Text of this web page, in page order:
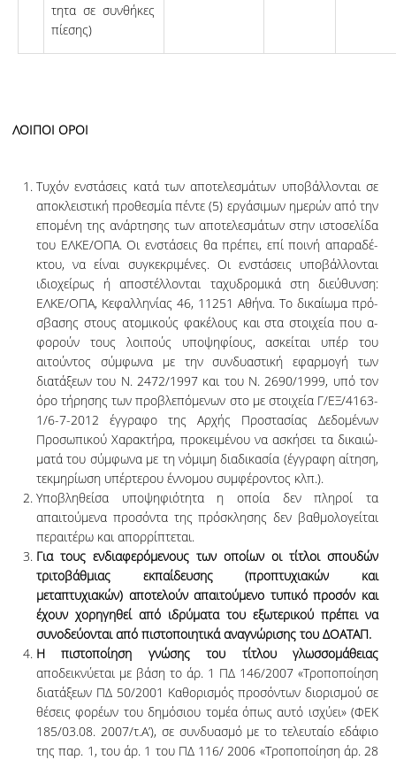
τη­τα σε συν­θή­­κες
πί­ε­σης)
ΛΟΙΠΟΙ ΟΡΟΙ
Τυχόν ενστάσεις κατά των αποτελεσμάτων υποβάλλονται σε
αποκλειστική προ­θε­σ­μία πέντε (5) εργάσιμων ημερών από την
επομένη της ανάρτησης των αποτε­λε­σ­μά­­των στην ιστοσελίδα
του ΕΛΚΕ/ΟΠΑ. Οι ενστάσεις θα πρέπει, επί ποινή απα­ρα­­­δέ­­
κτου, να είναι συγκεκριμένες. Οι ενστάσεις υποβάλλονται
ιδιοχείρως ή απο­στέλ­­­λο­­νται ταχυδρομικά στη διεύθυνση:
ΕΛΚΕ/ΟΠΑ, Κεφαλληνίας 46, 11251 Α­θή­να. Το δι­­­καί­ω­μα πρό­­
σβασης στους ατομικούς φακέλους και στα στοιχεία που α­
φο­­ρούν τους λοι­πούς υ­­πο­ψηφίους, ασκείται υπέρ του
αιτούντος σύμφωνα με την συν­δυα­στι­­­­κή ε­φαρ­μογή των
διατάξεων του Ν. 2472/1997 και του Ν. 2690/1999, υ­πό τον
ό­ρο τή­ρη­σης των προ­­­­­βλεπόμενων στο με στοιχεία Γ/ΕΞ/4163-
1/6-7-2012 έγ­γραφο της Αρ­χής Προ­στα­σί­­­­ας Δεδομένων
Προσωπικού Χαρακτήρα, προ­κει­μέ­νου να α­σκή­σει τα δι­καιώ­
μα­τά του σύμφωνα με τη νόμιμη διαδικασία (έγγραφη αί­­τηση,
τεκ­μη­ρί­­­ω­ση υ­πέρ­τε­ρου έν­νο­­μου συμφέροντος κλπ.).
Υποβληθείσα υποψηφιότητα η οποία δεν πληροί τα
απαιτούμενα προσόντα της πρό­­σ­­κλησης δεν βαθμολογείται
περαιτέρω και απορρίπτεται.
Για τους ενδιαφερόμενους των οποίων οι τίτλοι σπουδών
τριτοβάθμιας εκπαίδευσης (προπτυχιακών και
μεταπτυχιακών) αποτελούν απαιτούμενο τυπικό προσόν και
έχουν χορηγηθεί από ιδρύματα του εξωτερικού πρέπει να
συνοδεύονται από πιστοποιητικά αναγνώρισης του ΔΟΑΤΑΠ.
Η πιστοποίηση γνώσης του τίτλου γλωσσομάθειας
αποδεικνύεται με βάση το άρ. 1 ΠΔ 146/2007 «Τροποποίηση
διατάξεων ΠΔ 50/2001 Καθορισμός προσόντων δι­­ο­­ρι­σμού σε
θέσεις φορέων του δημόσιου τομέα όπως αυτό ισχύει» (ΦΕΚ
185/03.08. 2007/τ.Α’), σε συνδυασμό με το τελευταίο εδάφιο
της παρ. 1, του άρ. 1 του ΠΔ 116/ 2006 «Τροποποίηση άρ. 28